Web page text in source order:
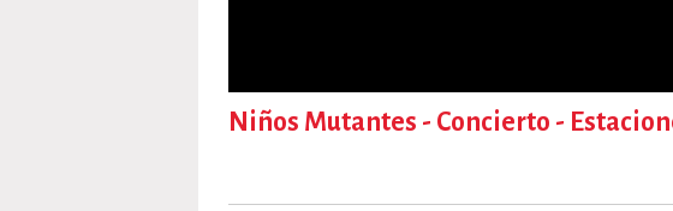
Niños Mutantes - Concierto -